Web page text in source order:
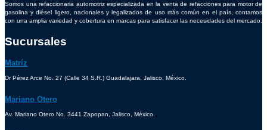
Somos una refaccionaria automotriz especializada en la venta de refacciones para motor de
gasolina y diésel ligero, nacionales y legalizados de uso más común en el país, contamos
con una amplia variedad y cobertura en marcas para satisfacer las necesidades del mercado.
Sucursales
Matríz
Dr Pérez Arce No. 27 (Calle 34 S.R.) Guadalajara, Jalisco, México.
Mariano Otero
Av. Mariano Otero No. 3441 Zapopan, Jalisco, México.